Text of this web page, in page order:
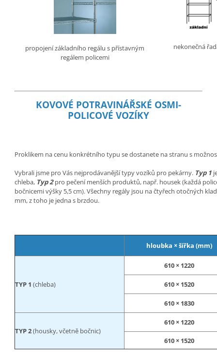
propojení základního regálu s přístavným
regálem policemi
nekonečná
KOVOVÉ POTRAVINÁŘSKÉ OSMI-
POLICOVÉ VOZÍKY
Proklikem na cenu konkrétního typu se dostanete na stranu s
Vybrali jsme pro Vás nejprodávanější typy vozíků pro pekárny. Typ 1
chleba, Typ 2pro pečení menších produktů, např. housek (každá
bočnicemi výšky 5,5 cm). Všechny regály jsou na čtyřech otočných
mm, z toho je jedna s brzdou.
hloubka × šířka (mm)
TYP 1 (chleba)
610 × 1220
610 × 1520
610 × 1830
TYP 2(housky, včetně bočnic)
610 × 1220
610 × 1520